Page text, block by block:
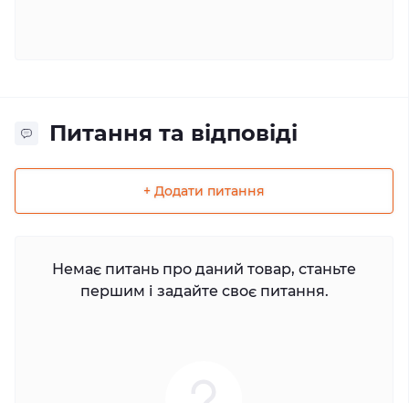
Питання та відповіді
+ Додати питання
Немає питань про даний товар, станьте
першим і задайте своє питання.